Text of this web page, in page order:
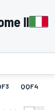
II
QQF4